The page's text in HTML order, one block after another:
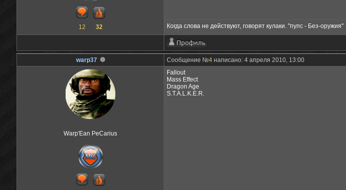
12 32 Когда слова не действуют, говорят кулаки. ''пупс - Без-оружия''
warp37 Сообщение №4 написано: 4 апреля 2010, 13:00
Warp'Ean PeCarius
Fallout
Mass Effect
Dragon Age
S.T.A.L.K.E.R.